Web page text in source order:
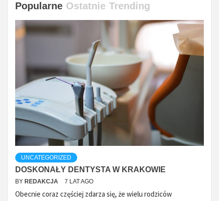
Popularne Ostatnie Trending
UNCATEGORIZED
DOSKONAŁY DENTYSTA W KRAKOWIE
BY REDAKCJA 7 LAT AGO
Obecnie coraz częściej zdarza się, że wielu rodziców